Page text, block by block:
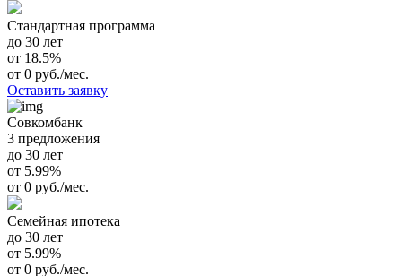
Стандартная программа
до 30 лет
от 18.5%
от 0 руб./мес.
Оставить заявку
Совкомбанк
3 предложения
до 30 лет
от 5.99%
от 0 руб./мес.
Семейная ипотека
до 30 лет
от 5.99%
от 0 руб./мес.